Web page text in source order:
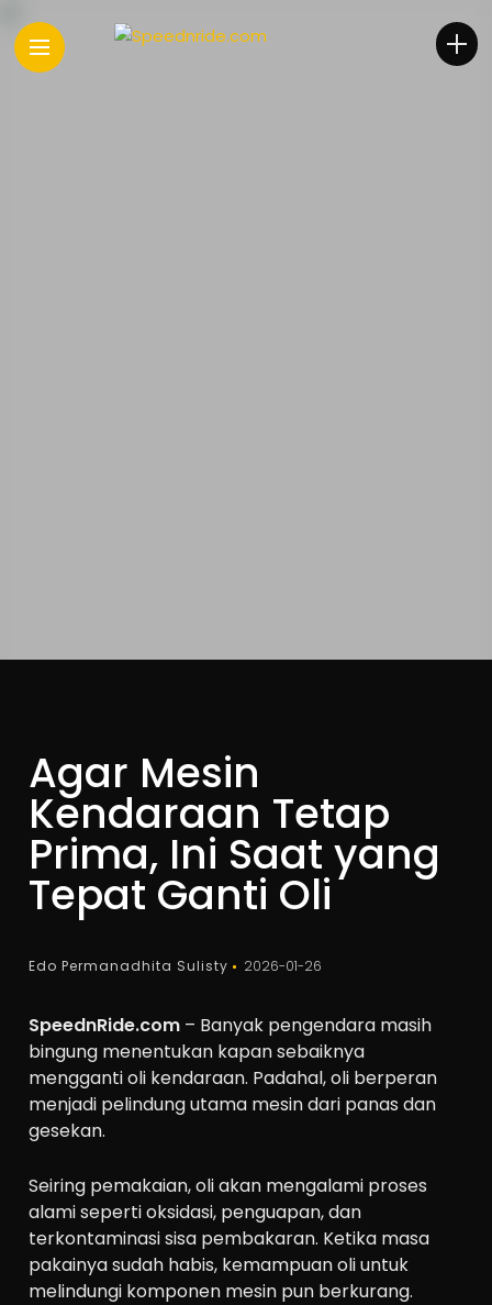
Agar Mesin
Kendaraan Tetap
Prima, Ini Saat yang
Tepat Ganti Oli
Edo Permanadhita Sulisty 2026-01-26
SpeednRide.com – Banyak pengendara masih
bingung menentukan kapan sebaiknya
mengganti oli kendaraan. Padahal, oli berperan
menjadi pelindung utama mesin dari panas dan
gesekan.
Seiring pemakaian, oli akan mengalami proses
alami seperti oksidasi, penguapan, dan
terkontaminasi sisa pembakaran. Ketika masa
pakainya sudah habis, kemampuan oli untuk
melindungi komponen mesin pun berkurang.